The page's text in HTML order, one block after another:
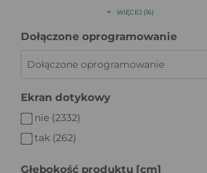
WIĘCEJ (16)
Dołączone oprogramowanie
Ekran dotykowy
nie (2332)
tak (262)
Głębokość produktu [cm]